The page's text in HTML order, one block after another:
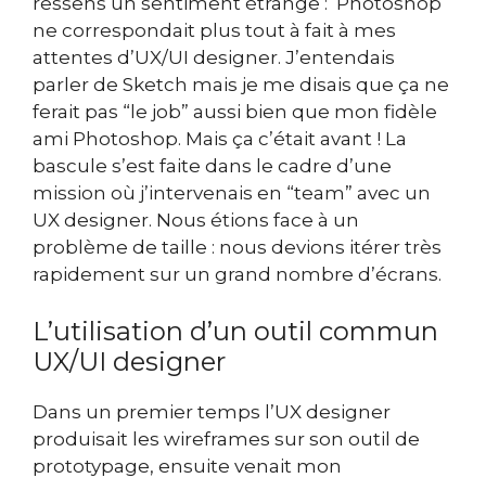
ne correspondait plus tout à fait à mes
attentes d’UX/UI designer. J’entendais
parler de Sketch mais je me disais que ça ne
ferait pas “le job” aussi bien que mon fidèle
ami Photoshop. Mais ça c’était avant ! La
bascule s’est faite dans le cadre d’une
mission où j’intervenais en “team” avec un
UX designer. Nous étions face à un
problème de taille : nous devions itérer très
rapidement sur un grand nombre d’écrans.
L’utilisation d’un outil commun
UX/UI designer
Dans un premier temps l’UX designer
produisait les wireframes sur son outil de
prototypage, ensuite venait mon